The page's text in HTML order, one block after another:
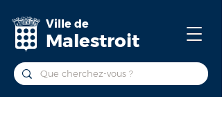
Ville de
Malestroit